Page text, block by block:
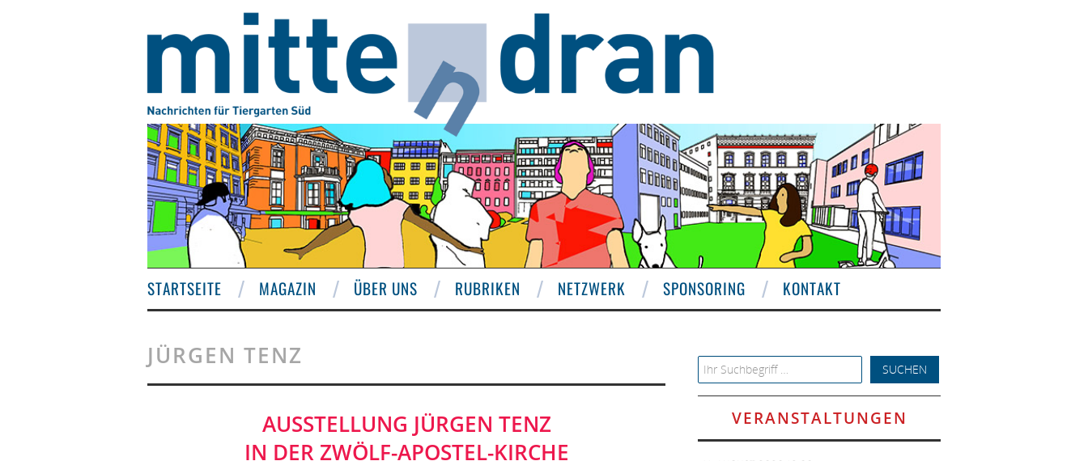
STARTSEITE MAGAZIN ÜBER UNS RUBRIKEN NETZWERK SPONSORING KONTAKT
JÜRGEN TENZ
AUSSTELLUNG JÜRGEN TENZ
IN DER ZWÖLF-APOSTEL-KIRCHE
Search for:
VERANSTALTUNGEN